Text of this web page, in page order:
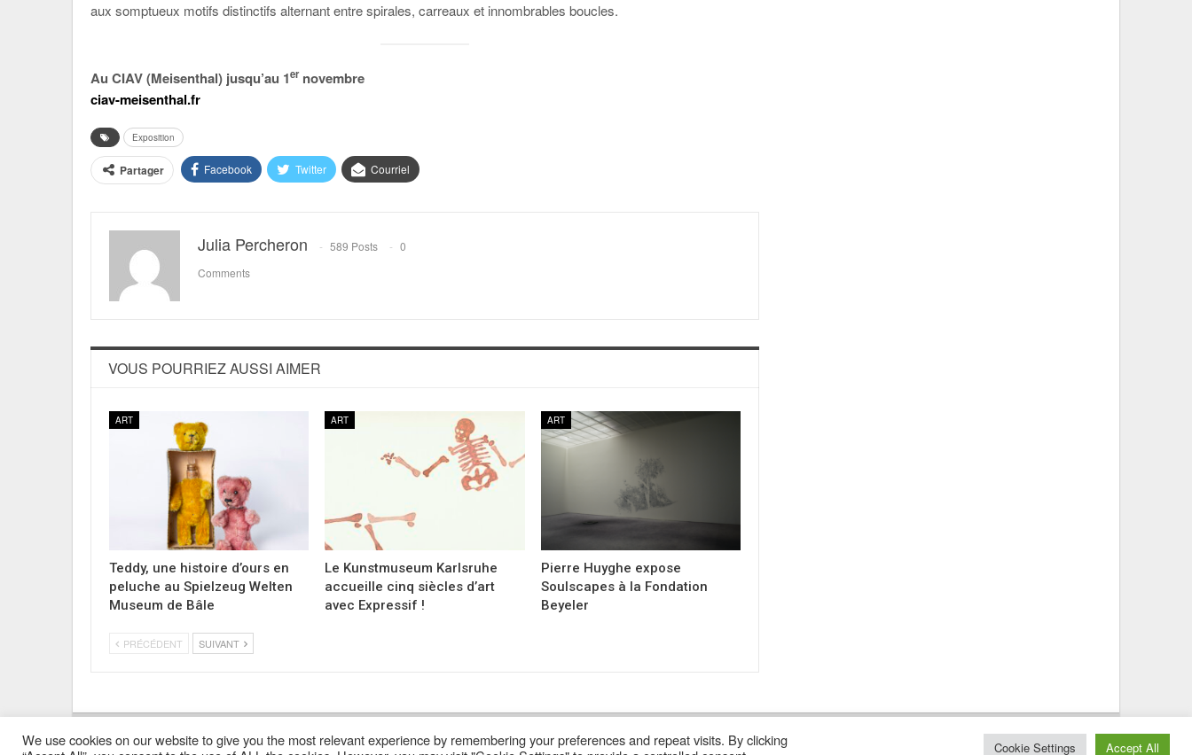
aux somptueux motifs distinctifs alternant entre spirales, carreaux et innombrables boucles.
Au CIAV (Meisenthal) jusqu’au 1ernovembre
ciav-meisenthal.fr
Exposition
Partager Facebook Twitter Courriel
Julia Percheron 589 Posts
0
Comments
VOUS POURRIEZ AUSSI AIMER
ART
Teddy, une histoire d’ours en
peluche au Spielzeug Welten
Museum de Bâle
ART
Le Kunstmuseum Karlsruhe
accueille cinq siècles d’art
avec Expressif !
ART
Pierre Huyghe expose
Soulscapes à la Fondation
Beyeler
PRÉCÉDENT SUIVANT
Mentions Légales Contacts Où Trouver Poly ? Lire Les Anciens N° S’abonner À Poly Qui Sommes-Nous ? © 2025 – Magazine Poly – BKN
We use cookies on our website to give you the most relevant experience by remembering your preferences and repeat visits. By clicking
Cookie Settings Accept All